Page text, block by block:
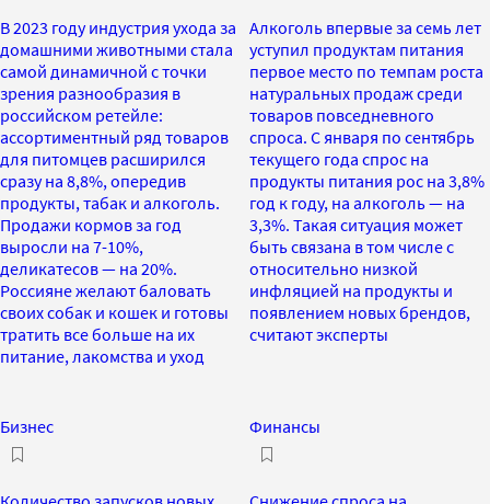
В 2023 году индустрия ухода за
домашними животными стала
самой динамичной с точки
зрения разнообразия в
российском ретейле:
ассортиментный ряд товаров
для питомцев расширился
сразу на 8,8%, опередив
продукты, табак и алкоголь.
Продажи кормов за год
выросли на 7-10%,
деликатесов — на 20%.
Россияне желают баловать
своих собак и кошек и готовы
тратить все больше на их
питание, лакомства и уход
Алкоголь впервые за семь лет
уступил продуктам питания
первое место по темпам роста
натуральных продаж среди
товаров повседневного
спроса. С января по сентябрь
текущего года спрос на
продукты питания рос на 3,8%
год к году, на алкоголь — на
3,3%. Такая ситуация может
быть связана в том числе с
относительно низкой
инфляцией на продукты и
появлением новых брендов,
считают эксперты
Бизнес Финансы